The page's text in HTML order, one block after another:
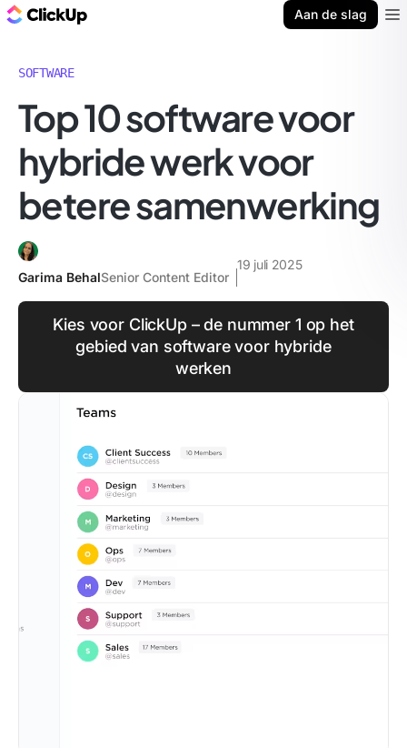
Aan de slag
SOFTWARE
Top 10 software voor
hybride werk voor
betere samenwerking
Garima BehalSenior Content Editor
19 juli 2025
Kies voor ClickUp – de nummer 1 op het
gebied van software voor hybride
werken